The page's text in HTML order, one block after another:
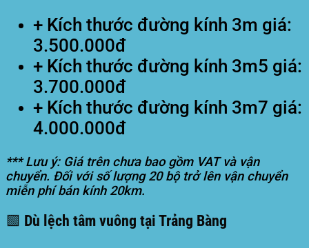
+ Kích thước đường kính 3m giá:
3.500.000đ
+ Kích thước đường kính 3m5 giá:
3.700.000đ
+ Kích thước đường kính 3m7 giá:
4.000.000đ
*** Lưu ý: Giá trên chưa bao gồm VAT và vận
chuyển. Đối với số lượng 20 bộ trở lên vận chuyển
miễn phí bán kính 20km.
🟩 Dù lệch tâm vuông tại Trảng Bàng